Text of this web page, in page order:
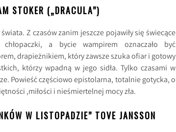
STOKER („DRACULA”)
Z czasów zanim jeszcze pojawiły się świecące
a bycie wampirem oznaczało być
drapieżnikiem, który zawsze szuka ofiar i gotowy
którzy wpadną w jego sidła. Tylko czasami w
Powieść częściowo epistolarna, totalnie gotycka, o
,miłości i nieśmiertelnej mocy zła.
W LISTOPADZIE” TOVE JANSSON